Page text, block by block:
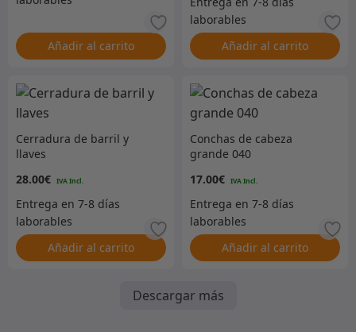
Añadir al carrito Añadir al carrito
Cerradura de barril y
llaves
28.00€
Añadir al carrito
Conchas de cabeza
grande 040
17.00€
Añadir al carrito
Descargar más